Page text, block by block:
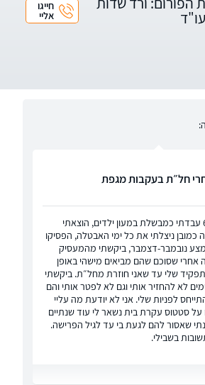
חייגו
אליי
חל״ת בעקבות מגפת
שלום רב, אני בת 65 עבדתי כמבשלת במעון ילדים, הוצאתי
כמובן ניצלתי את כל ימי האבטלה, הפסיקו
נובמבר-דצמבר, ביקשתי מהמעסיק
אחרי שסוכם שהם מביאים מישהי באופן
שלי עד שאני חוזרת מחל״ת. ביקשתי
לא להחזיר אותי וגם לא לפטר אותי והם
לפניות שלי. אני לא יודעת מה עליי
סטטוס עקרת בית נשאר לי עוד שנתיים
שאסור להם לגעת בי עד לגיל הפרישה.
בשבילי.